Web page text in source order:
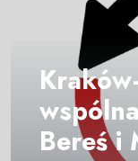
Bereś i